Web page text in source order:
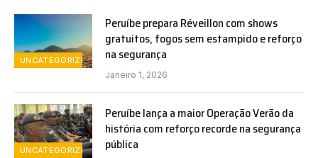
UNCATEGORIZED
Peruíbe prepara Réveillon com shows
gratuitos, fogos sem estampido e reforço
na segurança
Janeiro 1, 2026
UNCATEGORIZED
Peruíbe lança a maior Operação Verão da
história com reforço recorde na segurança
pública